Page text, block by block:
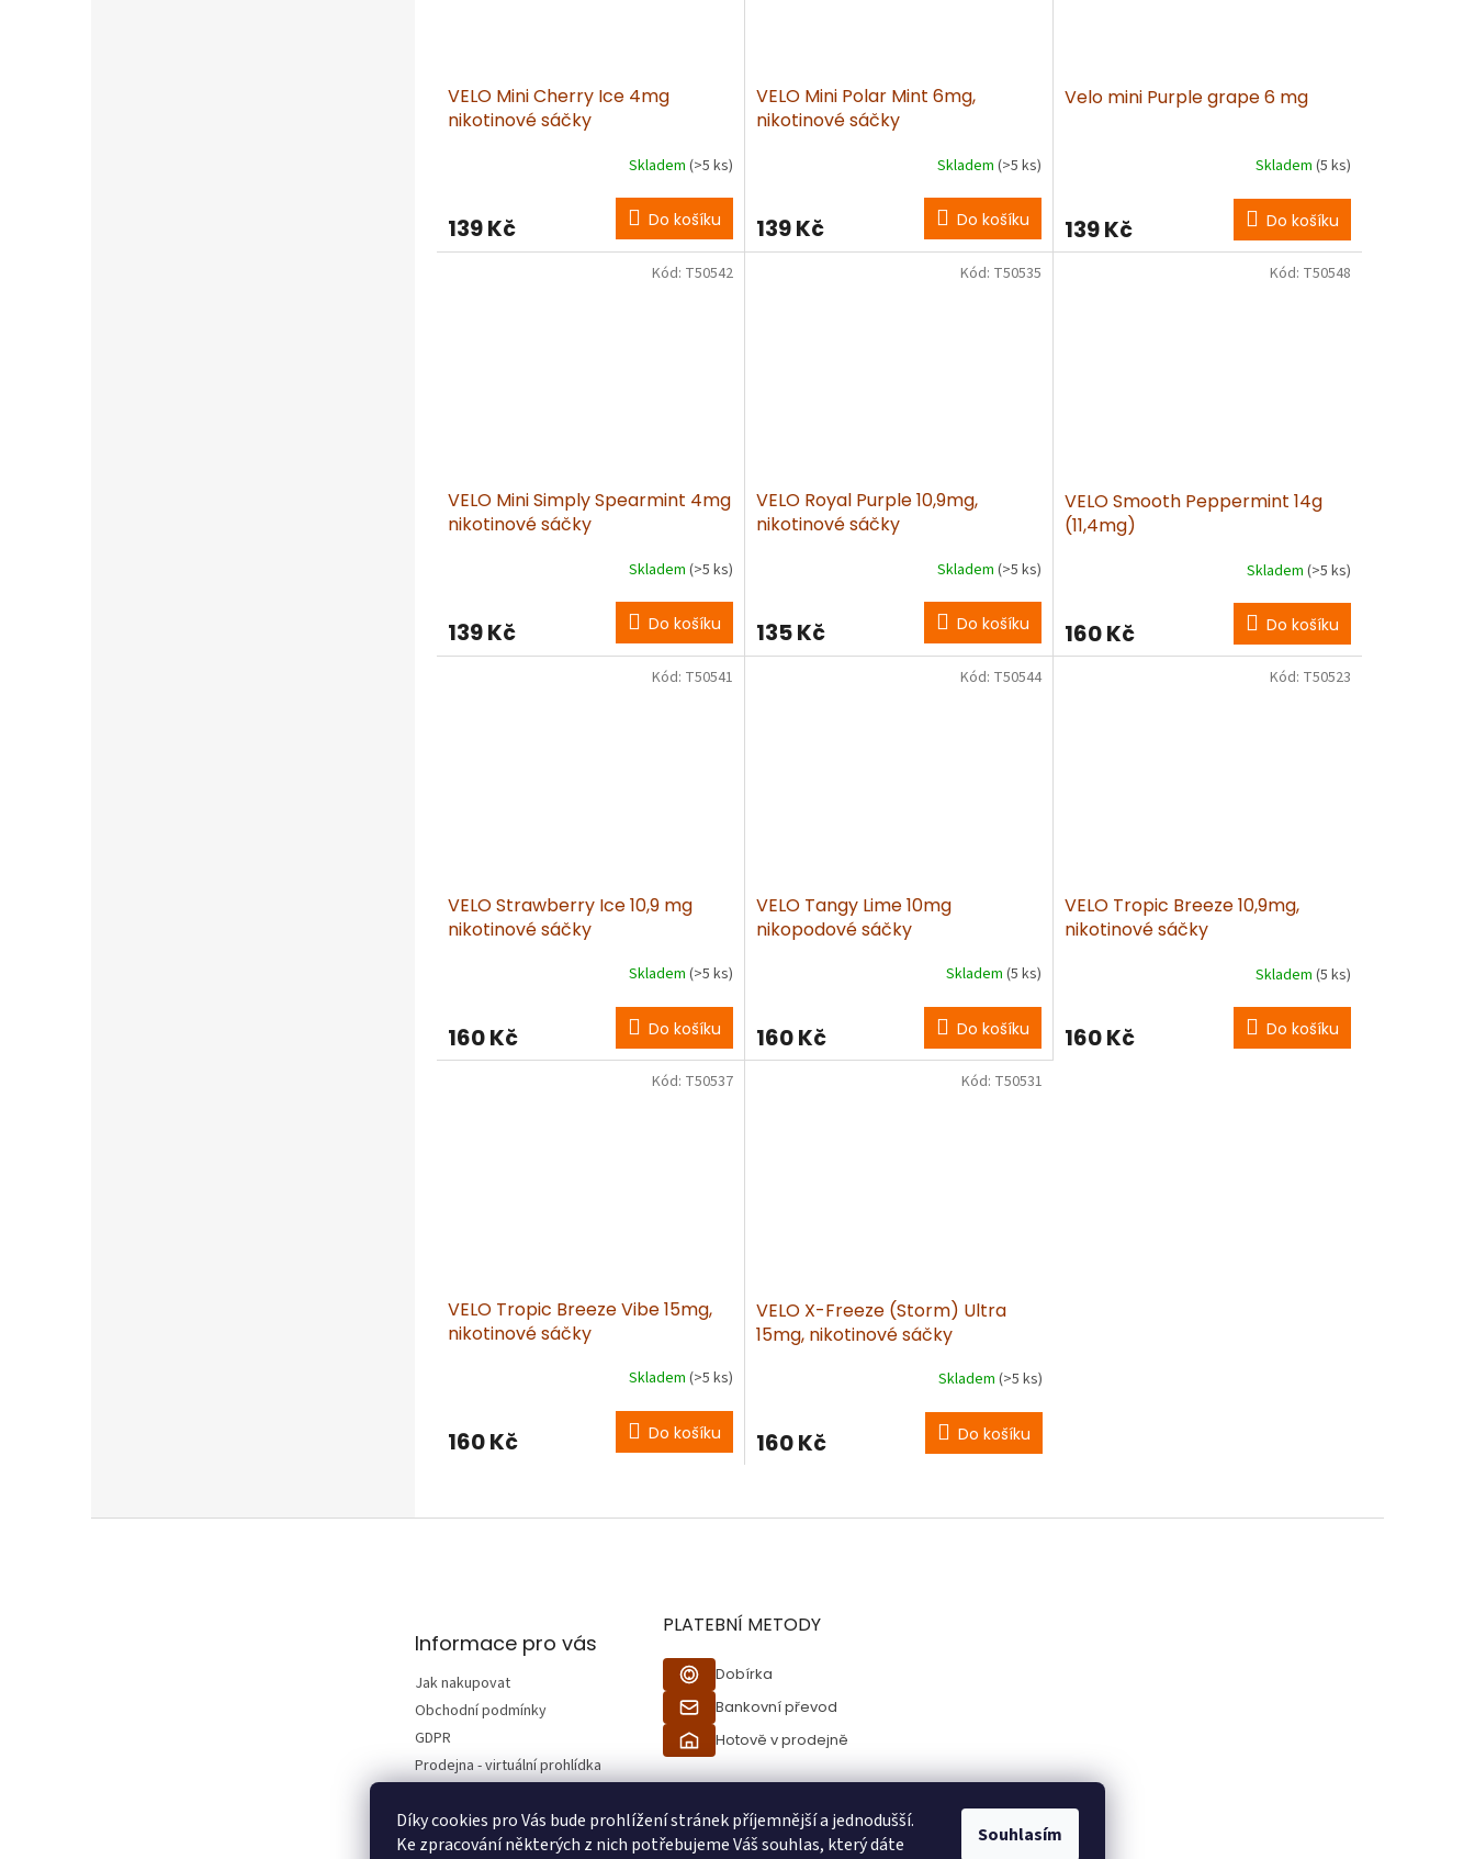
Díky cookies pro Vás bude prohlížení stránek příjemnější a jednodušší.
Ke zpracování některých z nich potřebujeme Váš souhlas, který dáte
Souhlasím
VELO Mini Cherry Ice 4mg
nikotinové sáčky
Skladem (>5 ks)
139 Kč Do košíku
VELO Mini Polar Mint 6mg,
nikotinové sáčky
Skladem (>5 ks)
139 Kč Do košíku
Velo mini Purple grape 6 mg
Skladem (5 ks)
139 Kč Do košíku
VELO Mini Simply Spearmint 4mg
nikotinové sáčky
Skladem (>5 ks)
139 Kč Do košíku
Kód: T50542
VELO Royal Purple 10,9mg,
nikotinové sáčky
Skladem (>5 ks)
135 Kč Do košíku
Kód: T50535
VELO Smooth Peppermint 14g
(11,4mg)
Skladem (>5 ks)
160 Kč Do košíku
Kód: T50548
VELO Strawberry Ice 10,9 mg
nikotinové sáčky
Skladem (>5 ks)
160 Kč Do košíku
Kód: T50541
VELO Tangy Lime 10mg
nikopodové sáčky
Skladem (5 ks)
160 Kč Do košíku
Kód: T50544
VELO Tropic Breeze 10,9mg,
nikotinové sáčky
Skladem (5 ks)
160 Kč Do košíku
Kód: T50523
VELO Tropic Breeze Vibe 15mg,
nikotinové sáčky
Skladem (>5 ks)
160 Kč Do košíku
Kód: T50537
VELO X-Freeze (Storm) Ultra
15mg, nikotinové sáčky
Skladem (>5 ks)
160 Kč Do košíku
Kód: T50531
v
v
ý
p
i
s
Informace pro vás
Jak nakupovat
Obchodní podmínky
GDPR
Prodejna - virtuální prohlídka
Vrácení zboží
Reklamace
PLATEBNÍ METODY
Dobírka
Bankovní převod
Hotově v prodejně